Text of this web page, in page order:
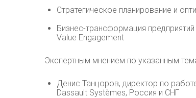
Стратегическое планирование и
Бизнес-трансформация
Value Engagement
Экспертным мнением по указанным
Денис Танцоров, директор по
Dassault Systèmes, Россия и СНГ